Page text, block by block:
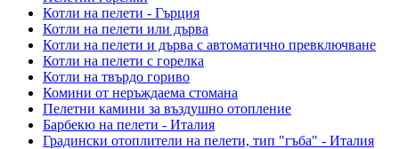
Котли на пелети - Гърция
Котли на пелети или дърва
Котли на пелети и дърва с автоматично превключване
Котли на пелети с горелка
Котли на твърдо гориво
Комини от неръждаема стомана
Пелетни камини за въздушно отопление
Барбекю на пелети - Италия
Градински отоплители на пелети, тип "гъба" - Италия